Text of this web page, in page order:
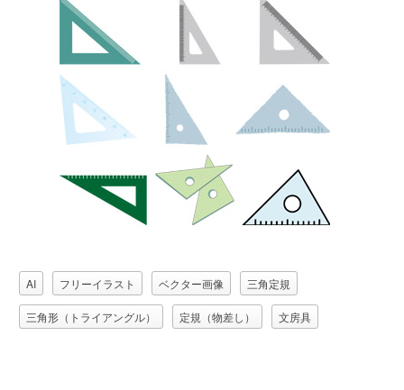
AI フリーイラスト ベクター画像 三角定規
三角形（トライアングル） 定規（物差し） 文房具